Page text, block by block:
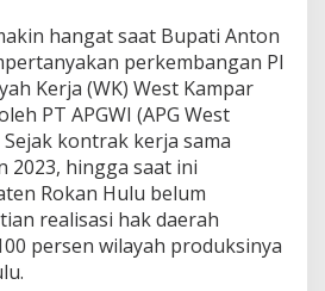
hangat saat Bupati Anton
perkembangan PI
Kerja (WK) West Kampar
PT APGWI (APG West
kontrak kerja sama
2023, hingga saat ini
Rokan Hulu belum
realisasi hak daerah
persen wilayah produksinya